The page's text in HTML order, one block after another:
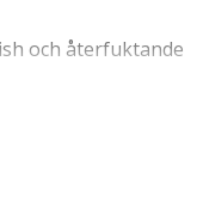
och återfuktande
ger läpparna
är berikad med
som bidrar till att